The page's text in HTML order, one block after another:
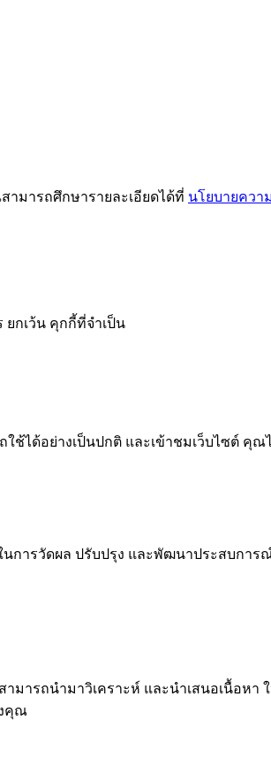
มารถศึกษารายละเอียดได้ที่ นโยบายควา
กเว้น คุกกี้ที่จำเป็น
ได้อย่างเป็นปกติ และเข้าชมเว็บไซต์ คุ
การวัดผล ปรับปรุง และพัฒนาประสบกา
มารถนำมาวิเคราะห์ และนำเสนอเนื้อ
คุณ